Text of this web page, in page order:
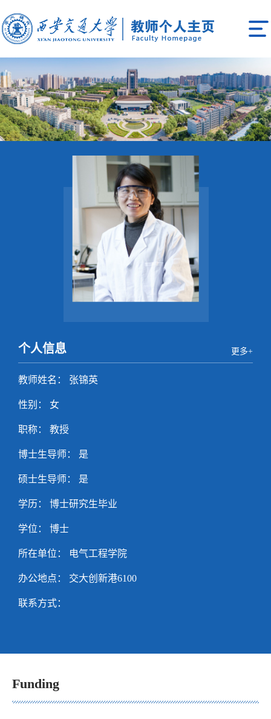
个人信息 更多+
教师姓名： 张锦英
性别： 女
职称： 教授
博士生导师： 是
硕士生导师： 是
学历： 博士研究生毕业
学位： 博士
所在单位： 电气工程学院
办公地点： 交大创新港6100
联系方式：
Funding